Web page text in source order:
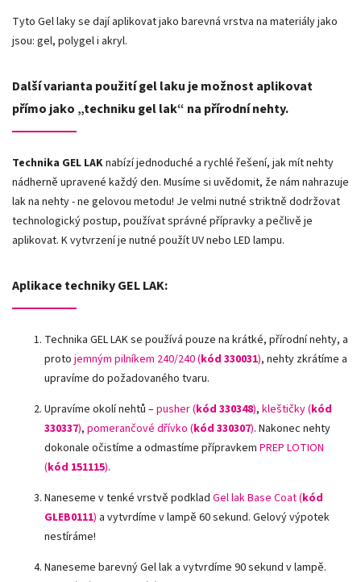
Tyto Gel laky se dají aplikovat jako barevná vrstva na materiály jako
jsou: gel, polygel i akryl.
Další varianta použití gel laku je možnost aplikovat
přímo jako „techniku gel lak“ na přírodní nehty.
Technika GEL LAKnabízí jednoduché a rychlé řešení, jak mít nehty
nádherně upravené každý den. Musíme si uvědomit, že nám nahrazuje
lak na nehty - ne gelovou metodu! Je velmi nutné striktně dodržovat
technologický postup, používat správné přípravky a pečlivě je
aplikovat. K vytvrzení je nutné použít UV nebo LED lampu.
Aplikace techniky GEL LAK:
Technika GEL LAK se používá pouze na krátké, přírodní nehty, a
proto jemným pilníkem 240/240 (kód 330031), nehty zkrátíme a
upravíme do požadovaného tvaru.
Upravíme okolí nehtů –pusher (kód 330348), kleštičky (kód
330337), pomerančové dřívko (kód 330307). Nakonec nehty
dokonale očistíme a odmastíme přípravkem PREP LOTION
(kód 151115).
Naneseme v tenké vrstvě podklad Gel lak Base Coat (kód
GLEB0111) a vytvrdíme v lampě 60 sekund. Gelový výpotek
nestíráme!
Naneseme barevný Gel lak a vytvrdíme 90 sekund v lampě.